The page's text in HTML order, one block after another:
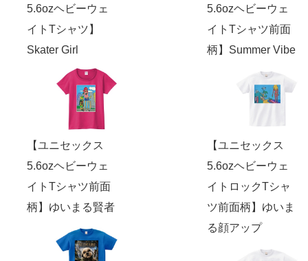
5.6ozヘビーウェ
イトTシャツ】
Skater Girl
5.6ozヘビーウェ
イトTシャツ前面
柄】Summer Vibe
【ユニセックス
5.6ozヘビーウェ
イトTシャツ前面
柄】ゆいまる賢者
【ユニセックス
5.6ozヘビーウェ
イトロックTシャ
ツ前面柄】ゆいま
る顔アップ